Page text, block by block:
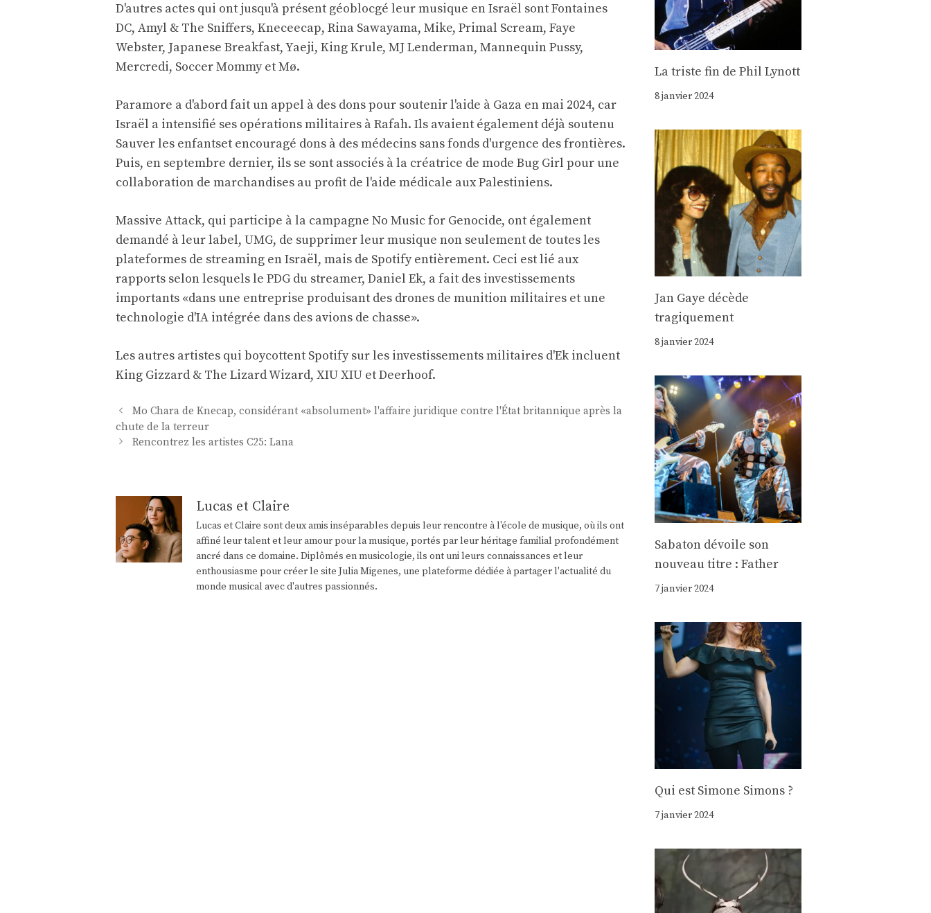
D'autres actes qui ont jusqu'à présent géoblocgé leur musique en Israël sont Fontaines
DC, Amyl & The Sniffers, Kneceecap, Rina Sawayama, Mike, Primal Scream, Faye
Webster, Japanese Breakfast, Yaeji, King Krule, MJ Lenderman, Mannequin Pussy,
Mercredi, Soccer Mommy et Mø.
Paramore a d'abord fait un appel à des dons pour soutenir l'aide à Gaza en mai 2024, car
Israël a intensifié ses opérations militaires à Rafah. Ils avaient également déjà soutenu
Sauver les enfantset encouragé dons à des médecins sans fonds d'urgence des frontières.
Puis, en septembre dernier, ils se sont associés à la créatrice de mode Bug Girl pour une
collaboration de marchandises au profit de l'aide médicale aux Palestiniens.
Massive Attack, qui participe à la campagne No Music for Genocide, ont également
demandé à leur label, UMG, de supprimer leur musique non seulement de toutes les
plateformes de streaming en Israël, mais de Spotify entièrement. Ceci est lié aux
rapports selon lesquels le PDG du streamer, Daniel Ek, a fait des investissements
importants «dans une entreprise produisant des drones de munition militaires et une
technologie d'IA intégrée dans des avions de chasse».
Les autres artistes qui boycottent Spotify sur les investissements militaires d'Ek incluent
King Gizzard & The Lizard Wizard, XIU XIU et Deerhoof.
Navigation
des
articles
Mo Chara de Knecap, considérant «absolument» l'affaire juridique contre l'État britannique après la
chute de la terreur
Rencontrez les artistes C25: Lana
Lucas et Claire
Lucas et Claire sont deux amis inséparables depuis leur rencontre à l'école de musique, où ils ont
affiné leur talent et leur amour pour la musique, portés par leur héritage familial profondément
ancré dans ce domaine. Diplômés en musicologie, ils ont uni leurs connaissances et leur
enthousiasme pour créer le site Julia Migenes, une plateforme dédiée à partager l'actualité du
monde musical avec d'autres passionnés.
La triste fin de Phil Lynott
8 janvier 2024
Jan Gaye décède
tragiquement
8 janvier 2024
Sabaton dévoile son
nouveau titre : Father
7 janvier 2024
Qui est Simone Simons ?
7 janvier 2024